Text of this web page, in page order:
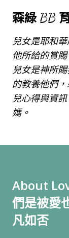
森綠 BB
兒女是耶和
他所給的賞
兒女是神所
的教養他們
兒心得與資
媽。
About
們是被愛
凡如否